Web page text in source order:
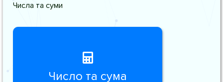
Числа та суми
Число та сума